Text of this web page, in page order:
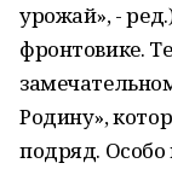
урожай», -
фронтовике.
Родину»,
подряд.